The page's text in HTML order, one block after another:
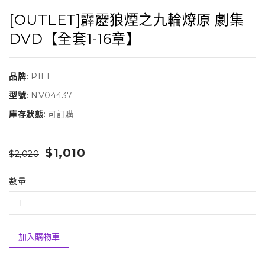
[OUTLET]霹靂狼煙之九輪燎原 劇集
DVD【全套1-16章】
品牌: PILI
型號: NV04437
庫存狀態: 可訂購
$2,020 $1,010
數量
加入購物車